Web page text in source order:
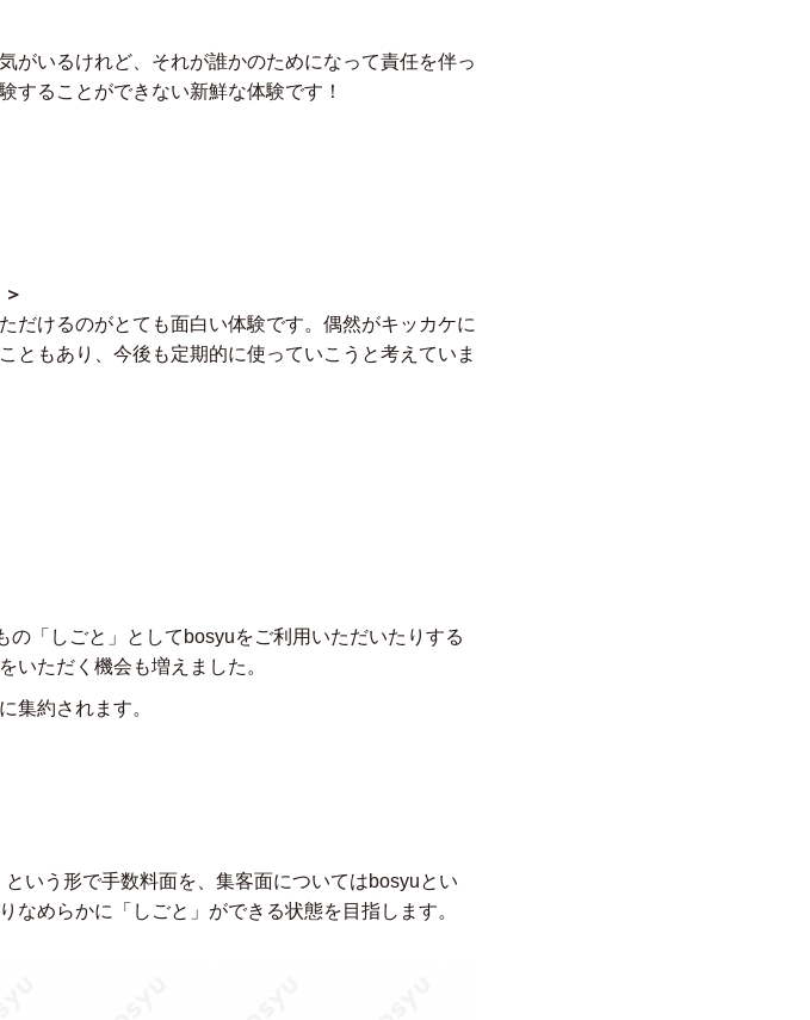
がいるけれど、それが誰かのためになって責任を伴っ
することができない新鮮な体験です！
だけるのがとても面白い体験です。偶然がキッカケに
ともあり、今後も定期的に使っていこうと考えていま
「しごと」としてbosyuをご利用いただいたりする
いただく機会も増えました。
集約されます。
いう形で手数料面を、集客面についてはbosyuとい
なめらかに「しごと」ができる状態を目指します。